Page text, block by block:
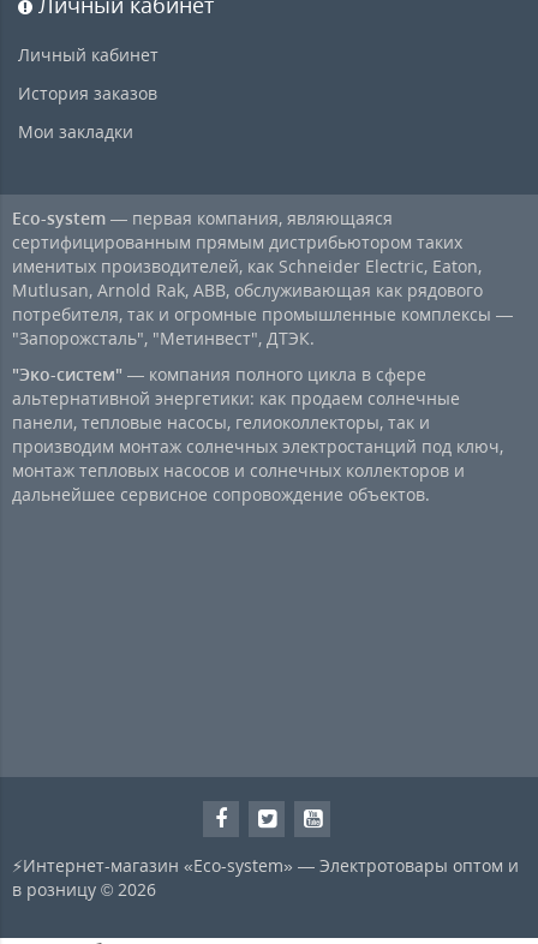
Личный кабинет
История заказов
Мои закладки
Eco-system — первая компания, являющаяся
сертифицированным прямым дистрибьютором таких
именитых производителей, как Schneider Electric, Eaton,
Mutlusan, Arnold Rak, ABB, обслуживающая как рядового
потребителя, так и огромные промышленные комплексы —
"Запорожсталь", "Метинвест", ДТЭК.
"Эко-систем" — компания полного цикла в сфере
альтернативной энергетики: как продаем солнечные
панели, тепловые насосы, гелиоколлекторы, так и
производим монтаж солнечных электростанций под ключ,
монтаж тепловых насосов и солнечных коллекторов и
дальнейшее сервисное сопровождение объектов.
⚡Интернет-магазин «Eco-system» — Электротовары оптом и
в розницу © 2026